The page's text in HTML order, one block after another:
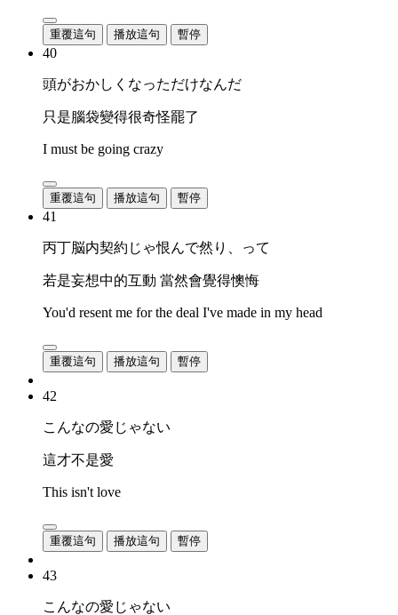
重覆這句 播放這句 暫停
40
頭がおかしくなっただけなんだ
只是腦袋變得很奇怪罷了
I must be going crazy
重覆這句 播放這句 暫停
41
丙丁脳内契約じゃ恨んで然り、って
若是妄想中的互動 當然會覺得懊悔
You'd resent me for the deal I've made in my head
重覆這句 播放這句 暫停
42
こんなの愛じゃない
這才不是愛
This isn't love
重覆這句 播放這句 暫停
43
こんなの愛じゃない